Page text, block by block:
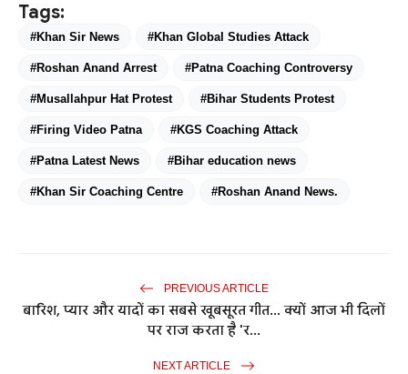
Tags:
#Khan Sir News #Khan Global Studies Attack
#Roshan Anand Arrest #Patna Coaching Controversy
#Musallahpur Hat Protest #Bihar Students Protest
#Firing Video Patna #KGS Coaching Attack
#Patna Latest News #Bihar education news
#Khan Sir Coaching Centre #Roshan Anand News.
PREVIOUS ARTICLE
बारिश, प्यार और यादों का सबसे खूबसूरत गीत... क्यों आज भी दिलों
पर राज करता है 'र...
NEXT ARTICLE